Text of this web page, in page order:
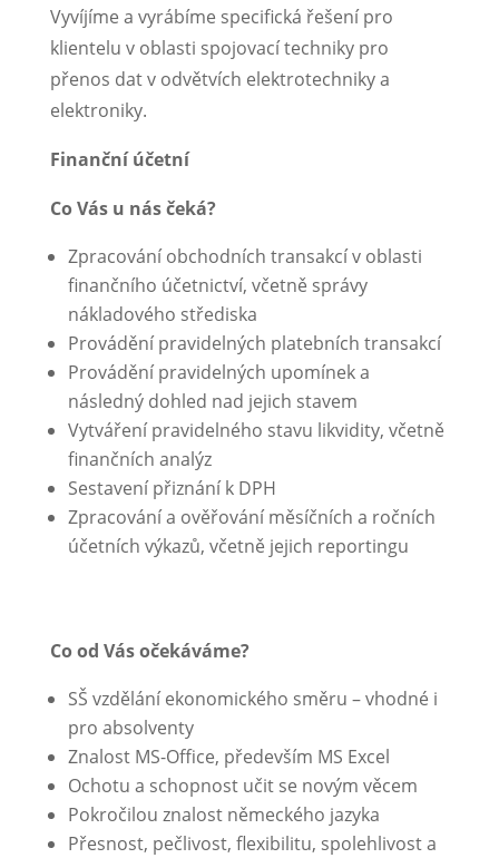
Vyvíjíme a vyrábíme specifická řešení pro
klientelu v oblasti spojovací techniky pro
přenos dat v odvětvích elektrotechniky a
elektroniky.
Finanční účetní
Co Vás u nás čeká?
Zpracování obchodních transakcí v oblasti
finančního účetnictví, včetně správy
nákladového střediska
Provádění pravidelných platebních transakcí
Provádění pravidelných upomínek a
následný dohled nad jejich stavem
Vytváření pravidelného stavu likvidity, včetně
finančních analýz
Sestavení přiznání k DPH
Zpracování a ověřování měsíčních a ročních
účetních výkazů, včetně jejich reportingu
Co od Vás očekáváme?
SŠ vzdělání ekonomického směru – vhodné i
pro absolventy
Znalost MS-Office, především MS Excel
Ochotu a schopnost učit se novým věcem
Pokročilou znalost německého jazyka
Přesnost, pečlivost, flexibilitu, spolehlivost a